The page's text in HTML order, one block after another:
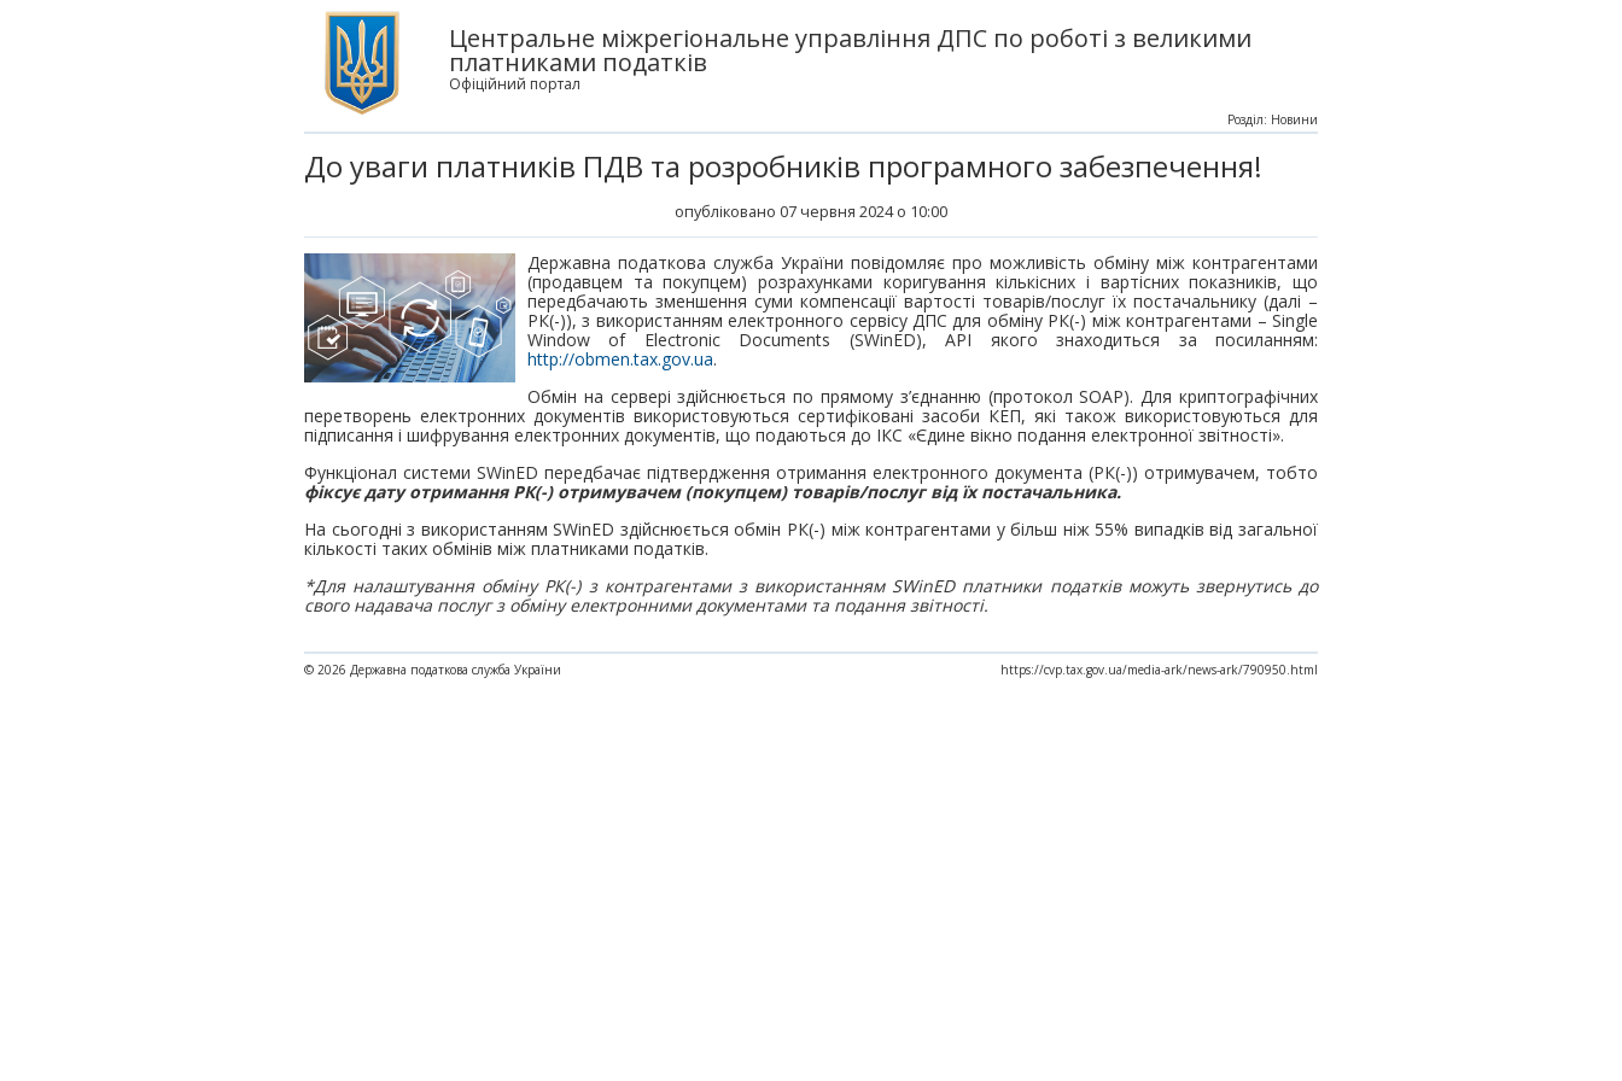
Центральне міжрегіональне управління ДПС по роботі з великими
платниками податків
Офіційний портал
До уваги платників ПДВ та розробників програмного забезпечення!
опубліковано 07 червня 2024 о 10:00
Розділ: Новини
Державна податкова служба України повідомляє про можливість обміну між контрагентами
(продавцем та покупцем) розрахунками коригування кількісних і вартісних показників, що
передбачають зменшення суми компенсації вартості товарів/послуг їх постачальнику (далі –
РК(-)), з використанням електронного сервісу ДПС для обміну РК(-) між контрагентами – Single
Window of Electronic Documents (SWinED), API якого знаходиться за посиланням:
http://obmen.tax.gov.ua.
Обмін на сервері здійснюється по прямому з’єднанню (протокол SOAP). Для криптографічних
перетворень електронних документів використовуються сертифіковані засоби КЕП, які також використовуються для
підписання і шифрування електронних документів, що подаються до ІКС «Єдине вікно подання електронної звітності».
Функціонал системи SWinED передбачає підтвердження отримання електронного документа (РК(-)) отримувачем, тобто
фіксує дату отримання РК(-) отримувачем (покупцем) товарів/послуг від їх постачальника.
На сьогодні з використанням SWinED здійснюється обмін РК(-) між контрагентами у більш ніж 55% випадків від загальної
кількості таких обмінів між платниками податків.
*Для налаштування обміну РК(-) з контрагентами з використанням SWinED платники податків можуть звернутись до
свого надавача послуг з обміну електронними документами та подання звітності.
© 2026 Державна податкова служба України https://cvp.tax.gov.ua/media-ark/news-ark/790950.html